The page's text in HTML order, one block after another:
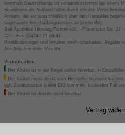
innerhalb Deutschlands ist versandkostenfrei bei einem
Sendungen ins Ausland fallen durch erhöhte
Artikeln, die wir ausschließlich über den Hersteller
sogenannte Beschaffungskosten an (siehe BK).
Bad Apotheke Henning Fichter e.K. - Frankfurter Str. 27
422 - Fax 05424 / 21 64 47
Preisänderungen und Irrtümer sind vorbehalten. Abgabe
Alle Angaben ohne Gewähr.
Verfügbarkeit:
Der Artikel ist in der Regel sofort lieferbar, in
Der Artikel muss direkt vom Hersteller bezogen
ggf. Zusatzkosten (siehe BK) kommen. In diesem Fall
Der Artikel ist derzeit nicht lieferbar.
Vertrag